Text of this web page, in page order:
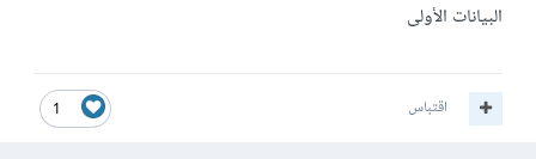
البيانات الأولى
1 اقتباس